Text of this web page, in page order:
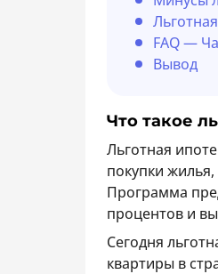
FAQ —
Вывод
Что такое
Льготная
покупки
Программа
процентов и
Сегодня
квартиры в